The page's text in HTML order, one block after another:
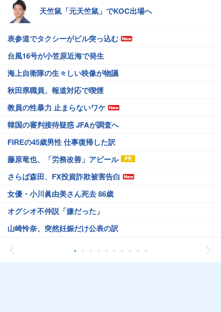
天竺鼠「元天竺鼠」でKOC出場へ
表参道でタクシーがビル突っ込む
台風16号が小笠原近海で発生
海上自衛隊の生々しい映像が物議
秋田県職員、報道対応で喫煙
教員の性暴力 止まらないワケ
韓国の審判接待疑惑 JFAが調査へ
FIREの45歳男性 仕事復帰した訳
藤原竜也、「労務改善」アピール
さらば森田、FX投資詐欺被害告白
女優・小川眞由美さん死去 86歳
オグシオ不仲説「嫌だった」
山崎怜奈、突然妊娠だけ公表の訳